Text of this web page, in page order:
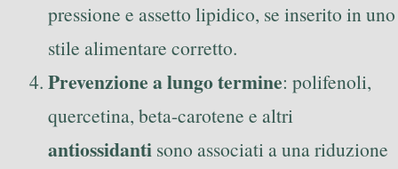
pressione e assetto lipidico, se inserito in uno
stile alimentare corretto.
Prevenzione a lungo termine: polifenoli,
quercetina, beta-carotene e altri
antiossidanti sono associati a una riduzione